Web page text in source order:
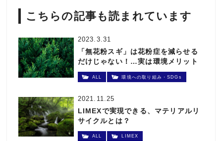
こちらの記事も読まれています
2023.3.31
「無花粉スギ」は花粉症を減らせる
だけじゃない！…実は環境メリット
がたくさん
ALL 環境への取り組み・SDGs
2021.11.25
LIMEXで実現できる、マテリアルリ
サイクルとは？
ALL LIMEX